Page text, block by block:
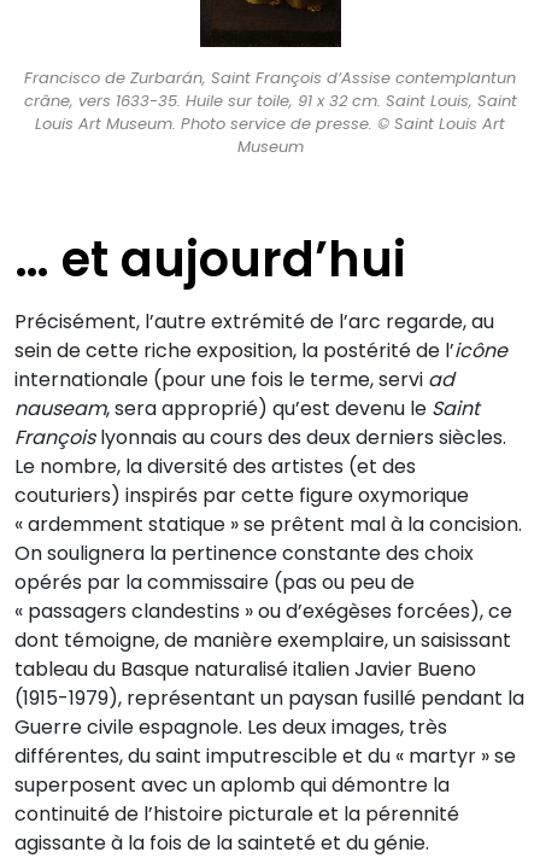
Francisco de Zurbarán, Saint François d’Assise contemplantun
crâne, vers 1633-35. Huile sur toile, 91 x 32 cm. Saint Louis, Saint
Louis Art Museum. Photo service de presse. © Saint Louis Art
Museum
… et aujourd’hui
Précisément, l’autre extrémité de l’arc regarde, au
sein de cette riche exposition, la postérité de l’icône
internationale (pour une fois le terme, servi ad
nauseam, sera approprié) qu’est devenu le Saint
Françoislyonnais au cours des deux derniers siècles.
Le nombre, la diversité des artistes (et des
couturiers) inspirés par cette figure oxymorique
« ardemment statique » se prêtent mal à la concision.
On soulignera la pertinence constante des choix
opérés par la commissaire (pas ou peu de
« passagers clandestins » ou d’exégèses forcées), ce
dont témoigne, de manière exemplaire, un saisissant
tableau du Basque naturalisé italien Javier Bueno
(1915-1979), représentant un paysan fusillé pendant la
Guerre civile espagnole. Les deux images, très
différentes, du saint imputrescible et du « martyr » se
superposent avec un aplomb qui démontre la
continuité de l’histoire picturale et la pérennité
agissante à la fois de la sainteté et du génie.